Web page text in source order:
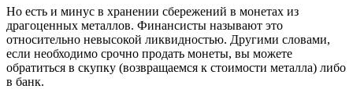
Но есть и минус в хранении сбережений в монетах из
драгоценных металлов. Финансисты называют это
относительно невысокой ликвидностью. Другими словами,
если необходимо срочно продать монеты, вы можете
обратиться в скупку (возвращаемся к стоимости металла) либо
в банк.